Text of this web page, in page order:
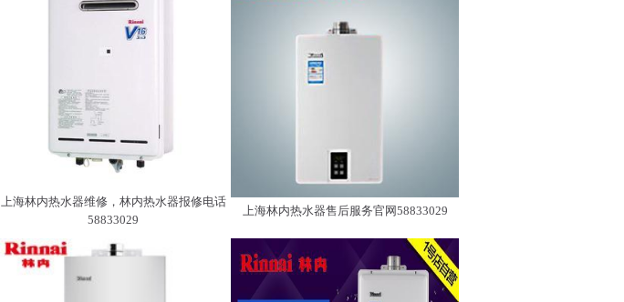
上海林内热水器维修，林内热水器报修电话
58833029
上海林内热水器售后服务官网58833029